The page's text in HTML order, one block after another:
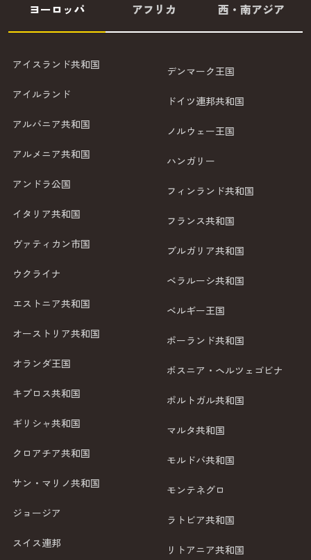
ヨーロッパ アフリカ 西・南アジア
アイスランド共和国
アイルランド
アルバニア共和国
アルメニア共和国
アンドラ公国
イタリア共和国
ヴァティカン市国
ウクライナ
エストニア共和国
オーストリア共和国
オランダ王国
キプロス共和国
ギリシャ共和国
クロアチア共和国
サン・マリノ共和国
ジョージア
スイス連邦
デンマーク王国
ドイツ連邦共和国
ノルウェー王国
ハンガリー
フィンランド共和国
フランス共和国
ブルガリア共和国
ベラルーシ共和国
ベルギー王国
ポーランド共和国
ボスニア・ヘルツェゴビナ
ポルトガル共和国
マルタ共和国
モルドバ共和国
モンテネグロ
ラトビア共和国
リトアニア共和国